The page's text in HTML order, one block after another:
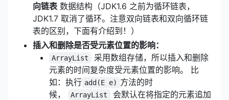
向链表 数据结构（JDK1.6 之前为循环链表，
JDK1.7 取消了循环。注意双向链表和双向循环链
表的区别，下面有介绍到！）
插入和删除是否受元素位置的影响：
ArrayList
采用数组存储，所以插入和删除
元素的时间复杂度受元素位置的影响。 比
如：执行 add(E e) 方法的时
候，
ArrayList
会默认在将指定的元素追加